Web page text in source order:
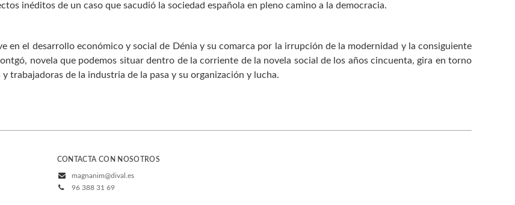
inéditos de un caso que sacudió la sociedad española en pleno camino a la democracia.
en el desarrollo económico y social de Dénia y su comarca por la irrupción de la modernidad y la consiguiente
novela que podemos situar dentro de la corriente de la novela social de los años cincuenta, gira en torno
trabajadoras de la industria de la pasa y su organización y lucha.
CONTACTA CON NOSOTROS
magnanim@dival.es
96 388 31 69